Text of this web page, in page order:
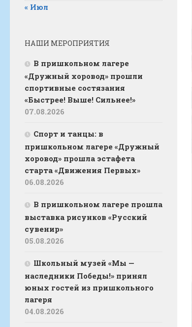
« Июл
НАШИ МЕРОПРИЯТИЯ
В пришкольном лагере
«Дружный хоровод» прошли
спортивные состязания
«Быстрее! Выше! Сильнее!»
07.08.2026
Спорт и танцы: в
пришкольном лагере «Дружный
хоровод» прошла эстафета
старта «Движения Первых»
06.08.2026
В пришкольном лагере прошла
выставка рисунков «Русский
сувенир»
05.08.2026
Школьный музей «Мы —
наследники Победы!» принял
юных гостей из пришкольного
лагеря
04.08.2026